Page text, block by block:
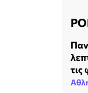
τις